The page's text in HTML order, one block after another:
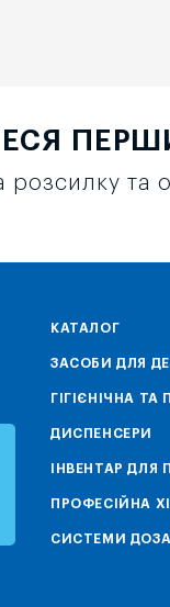
розсилку та
КАТАЛОГ
ЗАСОБИ ДЛЯ
ГІГІЄНІЧНА
ДИСПЕНСЕРИ
ІНВЕНТАР ДЛЯ
ПРОФЕСІЙНА
СИСТЕМИ